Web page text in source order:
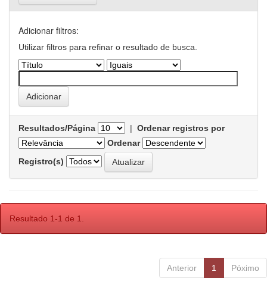
Adicionar filtros:
Utilizar filtros para refinar o resultado de busca.
Resultados/Página | Ordenar registros por
Ordenar
Registro(s)
Resultado 1-1 de 1.
Anterior 1 Póximo